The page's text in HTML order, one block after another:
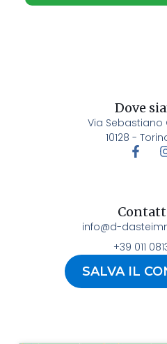
Dove
Via
10128 -
info@d-
+39 011
SALVA IL